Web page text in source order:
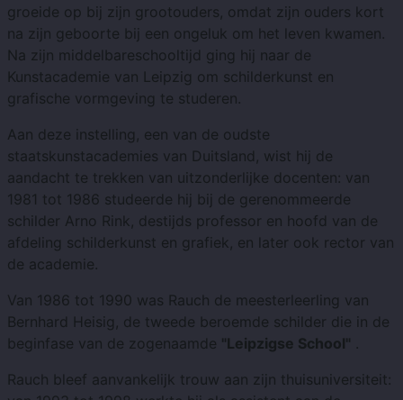
groeide op bij zijn grootouders, omdat zijn ouders kort
na zijn geboorte bij een ongeluk om het leven kwamen.
Na zijn middelbareschooltijd ging hij naar de
Kunstacademie van Leipzig om schilderkunst en
grafische vormgeving te studeren.
Aan deze instelling, een van de oudste
staatskunstacademies van Duitsland, wist hij de
aandacht te trekken van uitzonderlijke docenten: van
1981 tot 1986 studeerde hij bij de gerenommeerde
schilder Arno Rink, destijds professor en hoofd van de
afdeling schilderkunst en grafiek, en later ook rector van
de academie.
Van 1986 tot 1990 was Rauch de meesterleerling van
Bernhard Heisig, de tweede beroemde schilder die in de
beginfase van de zogenaamde "Leipzigse School" .
Rauch bleef aanvankelijk trouw aan zijn thuisuniversiteit: